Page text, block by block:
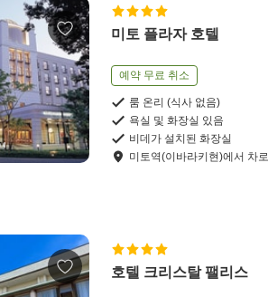
미토 플라자 호텔
예약 무료 취소
룸 온리 (식사 없음)
욕실 및 화장실 있음
비데가 설치된 화장실
미토역(이바라키현)에서 차로
호텔 크리스탈 팰리스